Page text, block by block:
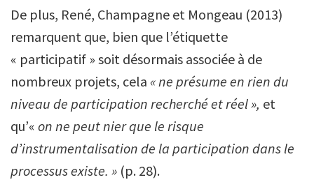
De plus, René, Champagne et Mongeau (2013)
remarquent que, bien que l’étiquette
« participatif » soit désormais associée à de
nombreux projets, cela « ne présume en rien du
niveau de participation recherché et réel », et
qu’« on ne peut nier que le risque
d’instrumentalisation de la participation dans le
processus existe. » (p. 28).